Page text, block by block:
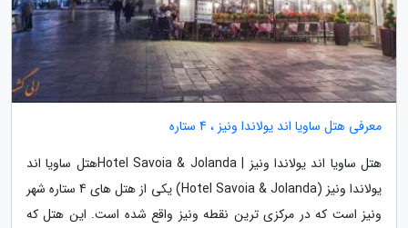
معرفی هتل ساویا اند یولاندا ونیز ، 4 ستاره
هتل ساویا اند یولاندا ونیز | Hotel Savoia & Jolandaهتل ساویا اند
یولاندا ونیز (Hotel Savoia & Jolanda) یکی از هتل های 4 ستاره شهر
ونیز است که در مرکزی ترین نقطه ونیز واقع شده است. این هتل که